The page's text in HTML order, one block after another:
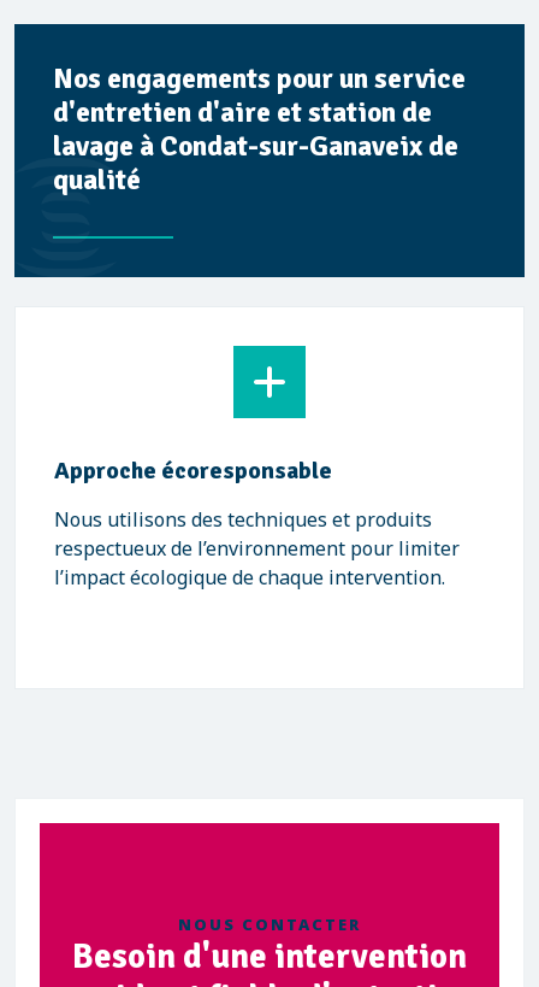
Nos engagements pour un service
d'entretien d'aire et station de
lavage à Condat-sur-Ganaveix de
qualité
Approche écoresponsable
Nous utilisons des techniques et produits
respectueux de l’environnement pour limiter
l’impact écologique de chaque intervention.
NOUS CONTACTER
Besoin d'une intervention